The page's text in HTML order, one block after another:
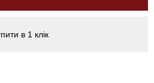
в 1 клік